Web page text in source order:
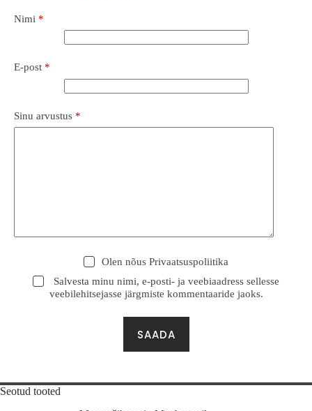
Nimi *
E-post *
Sinu arvustus *
Olen nõus Privaatsuspoliitika
Salvesta minu nimi, e-posti- ja veebiaadress sellesse
veebilehitsejasse järgmiste kommentaaride jaoks.
SAADA
Seotud tooted